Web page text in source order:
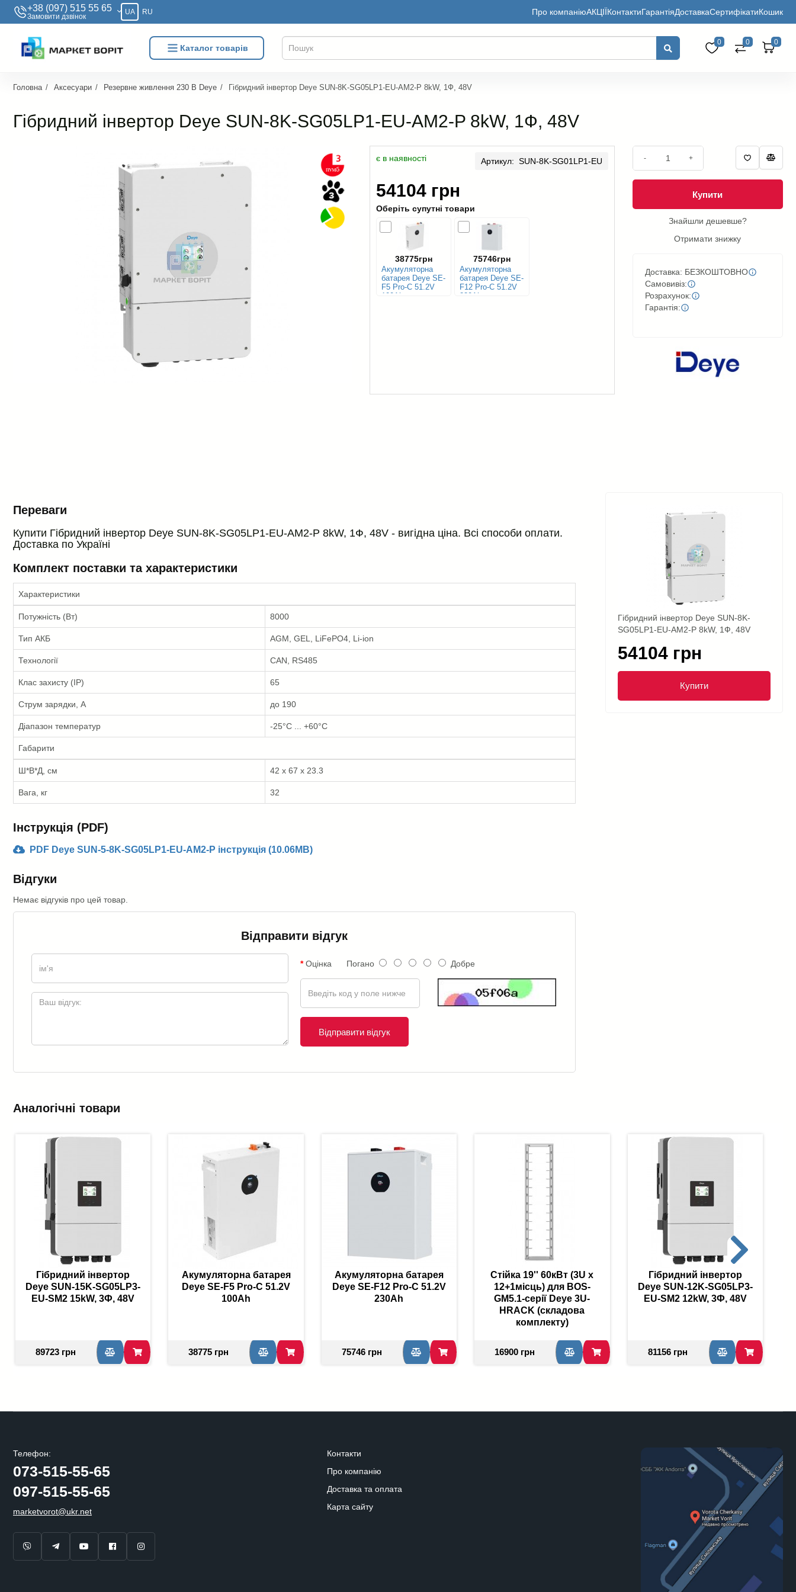
+38 (097) 515 55 65
Замовити дзвiнок
UA RU Про компаніюАКЦІЇКонтактиГарантіяДоставкаСертифікатиКошик
Каталог товарів
0 0 0
Головна Аксесуари Резервне живлення 230 В Deye Гібридний інвертор Deye SUN-8K-SG05LP1-EU-AM2-P 8kW, 1Ф, 48V
Гібридний інвертор Deye SUN-8K-SG05LP1-EU-AM2-P 8kW, 1Ф, 48V
є в наявності Артикул: SUN-8K-SG01LP1-EU
54104 грн
Оберіть супутні товари
Акумуляторна
батарея Deye SE-
F5 Pro-C 51.2V
100Ah
38775грн
Акумуляторна
батарея Deye SE-
F12 Pro-C 51.2V
230Ah
75746грн
- +
Купити
Знайшли дешевше?
Отримати знижку
Доставка: БЕЗКОШТОВНО
Самовивіз:
Розрахунок:
Гарантія:
Гібридний інвертор Deye SUN-8K-
SG05LP1-EU-AM2-P 8kW, 1Ф, 48V
54104 грн
Купити
Переваги
Купити Гібридний інвертор Deye SUN-8K-SG05LP1-EU-AM2-P 8kW, 1Ф, 48V - вигідна ціна. Всі способи оплати.
Доставка по Україні
Комплект поставки та характеристики
Характеристики
Потужність (Вт) 8000
Тип АКБ AGM, GEL, LiFePO4, Li-ion
Технології CAN, RS485
Клас захисту (IP) 65
Струм зарядки, А до 190
Діапазон температур -25°C ... +60°C
Габарити
Ш*В*Д, см 42 x 67 x 23.3
Вага, кг 32
Інструкція (PDF)
PDF Deye SUN-5-8K-SG05LP1-EU-AM2-P інструкція (10.06MB)
Відгуки
Немає відгуків про цей товар.
Відправити відгук
Оцінка Погано Добре
Відправити відгук
Аналогічні товари
Гібридний інвертор
Deye SUN-15K-SG05LP3-
EU-SM2 15kW, 3Ф, 48V
89723 грн
Акумуляторна батарея
Deye SE-F5 Pro-C 51.2V
100Ah
38775 грн
Акумуляторна батарея
Deye SE-F12 Pro-C 51.2V
230Ah
75746 грн
Стійка 19'' 60кВт (3U х
12+1місць) для BOS-
GM5.1-серії Deye 3U-
HRACK (складова
комплекту)
16900 грн
Гібридний інвертор
Deye SUN-12K-SG05LP3-
EU-SM2 12kW, 3Ф, 48V
81156 грн
Телефон:
073-515-55-65
097-515-55-65
marketvorot@ukr.net
Контакти
Про компанію
Доставка та оплата
Карта сайту